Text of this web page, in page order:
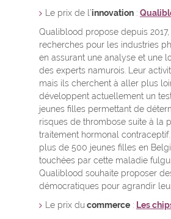
Le prix de l’innovation :
Qualiblood propose depuis
recherches pour les industries
en assurant une analyse et une
des experts namurois. Leur
mais ils cherchent à aller plus
développent actuellement un
jeunes filles permettant de
risques de thrombose suite à la
traitement hormonal
plus de 500 jeunes filles en
touchées par cette maladie
Qualiblood souhaite proposer
démocratiques pour agrandir
Le prix du commerce : Les